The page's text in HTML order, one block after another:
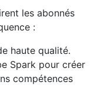
les abonnés
:
haute qualité.
Spark pour créer
compétences